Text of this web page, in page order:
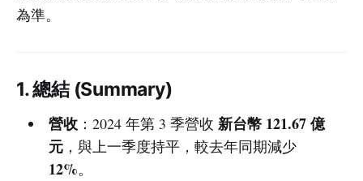
為準。
1. 總結 (Summary)
營收：2024 年第 3 季營收 新台幣 121.67 億
元，與上一季度持平，較去年同期減少
12%。